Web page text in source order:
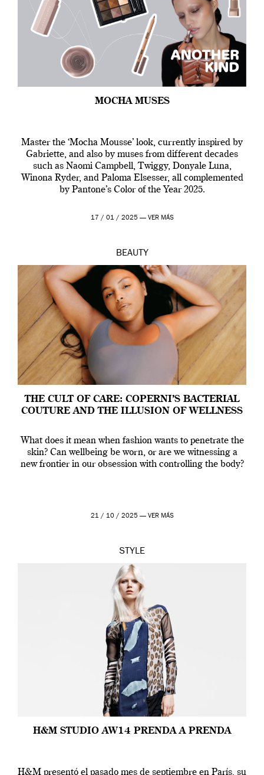
MOCHA MUSES
Master the ‘Mocha Mousse’ look, currently inspired by
Gabriette, and also by muses from different decades
such as Naomi Campbell, Twiggy, Donyale Luna,
Winona Ryder, and Paloma Elsesser, all complemented
by Pantone’s Color of the Year 2025.
17 / 01 / 2025 — VER MÁS
BEAUTY
THE CULT OF CARE: COPERNI’S BACTERIAL
COUTURE AND THE ILLUSION OF WELLNESS
What does it mean when fashion wants to penetrate the
skin? Can wellbeing be worn, or are we witnessing a
new frontier in our obsession with controlling the body?
21 / 10 / 2025 — VER MÁS
STYLE
H&M STUDIO AW14 PRENDA A PRENDA
H&M presentó el pasado mes de septiembre en París, su